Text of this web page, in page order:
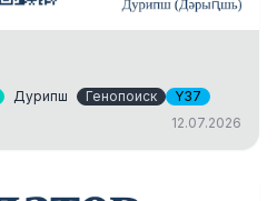
Дурипш Генопоиск
Y37
12.07.2026